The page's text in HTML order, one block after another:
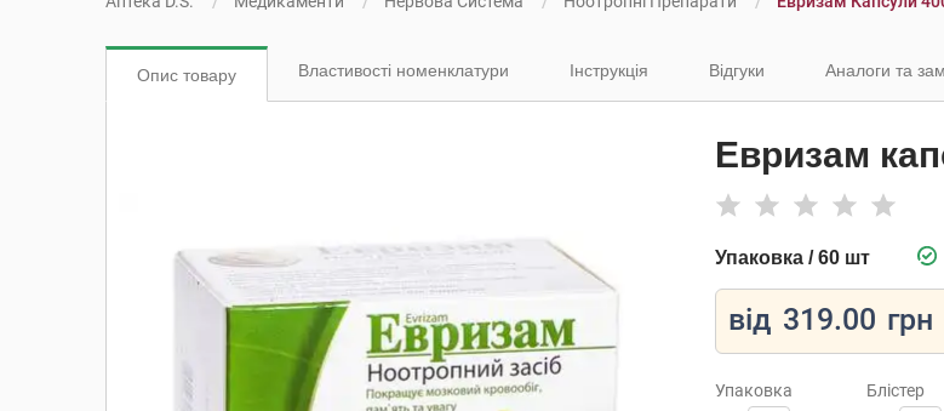
Опис товару Властивості номенклатури Інструкція Відгуки Аналоги та
Евризам
Упаковка / 60 шт
від 319.00 грн
Упаковка Блістер